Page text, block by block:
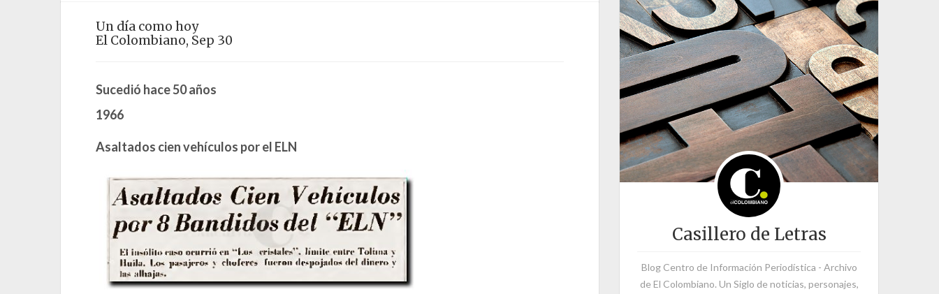
Un día como hoy
El Colombiano, Sep 30
Sucedió hace 50 años
1966
Asaltados cien vehículos por el ELN
Casillero de Letras
Blog Centro de Información Periodística - Archivo
de El Colombiano. Un Siglo de noticias, personajes,